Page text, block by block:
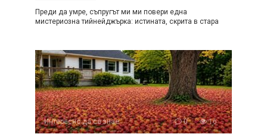
Преди да умре, съпругът ми ми повери една
мистериозна тийнейджърка: истината, скрита в стара
Интересно да се знае 0 16